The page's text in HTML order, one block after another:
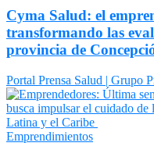
Cyma Salud: el
transformando las
provincia de
Portal Prensa Salud | Grupo
Emprendimientos